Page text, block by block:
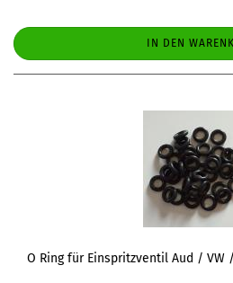
IN DEN
O Ring für Einspritzventil Aud / VW